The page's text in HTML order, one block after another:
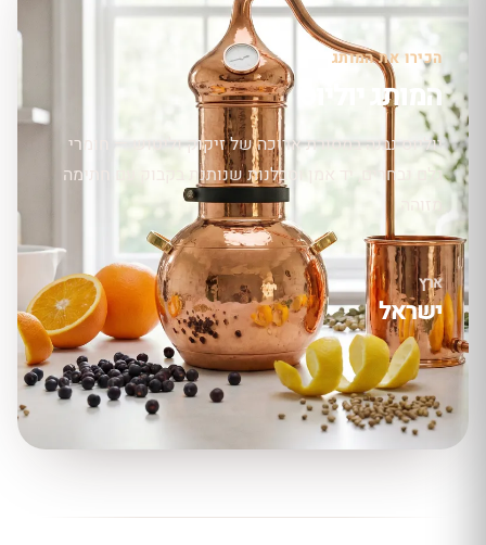
הכירו את המותג
המותג יוליוס
יוליוס נבנה במסורת ארוכה של זיקוק וליטוש — חומרי
גלם נבחרים, יד אמן וסבלנות שנותנת בקבוק עם חתימה
מזוהה.
ארץ
ישראל